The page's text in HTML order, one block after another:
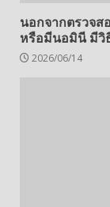
นอกจากตรวจส
หรือมีนอมินี มีวิ
2026/06/14